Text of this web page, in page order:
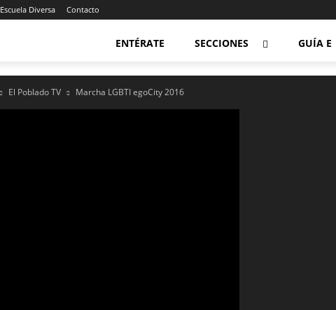
Escuela Diversa Contacto
ENTÉRATE SECCIONES GUÍA E
El Poblado TV Marcha LGBTI egoCity 2016